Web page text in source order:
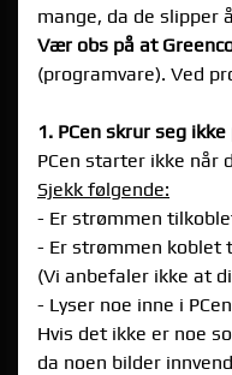
mange, da de slipper
Vær obs på at
(programvare). Ved
1. PCen skrur seg ikke
PCen starter ikke når
Sjekk følgende:
- Er strømmen
- Er strømmen koblet
(Vi anbefaler ikke at
- Lyser noe inne i
Hvis det ikke er noe
da noen bilder